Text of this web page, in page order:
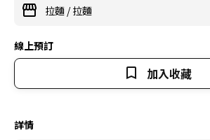
拉麵 /拉麵
線上預訂
加入收藏
詳情